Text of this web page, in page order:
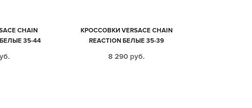
CHAIN
35-44
КРОССОВКИ VERSACE CHAIN
REACTION БЕЛЫЕ 35-39
8 290 руб.